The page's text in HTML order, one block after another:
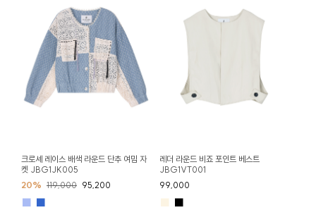
크로셰 레이스 배색 라운드 단추 여밈 자
켓 JBG1JK005
20% 119,000 95,200
■ ■
레더 라운드 비죠 포인트 베스트
JBG1VT001
99,000
■ ■